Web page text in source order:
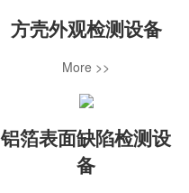
方壳外观检测设备
More >>
铝箔表面缺陷检测设
备